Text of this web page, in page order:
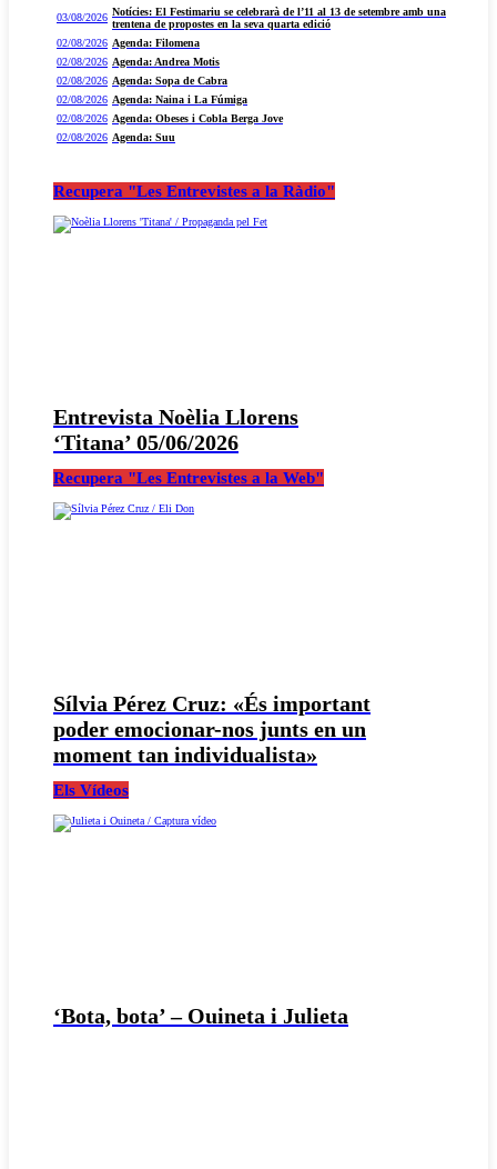
03/08/2026 Notícies: El Festimariu se celebrarà de l’11 al 13 de setembre amb una
trentena de propostes en la seva quarta edició
02/08/2026 Agenda: Filomena
02/08/2026 Agenda: Andrea Motis
02/08/2026 Agenda: Sopa de Cabra
02/08/2026 Agenda: Naina i La Fúmiga
02/08/2026 Agenda: Obeses i Cobla Berga Jove
02/08/2026 Agenda: Suu
Recupera "Les Entrevistes a la Ràdio"
Entrevista Noèlia Llorens
‘Titana’ 05/06/2026
Recupera "Les Entrevistes a la Web"
Sílvia Pérez Cruz: «És important
poder emocionar-nos junts en un
moment tan individualista»
Els Vídeos
‘Bota, bota’ – Ouineta i Julieta